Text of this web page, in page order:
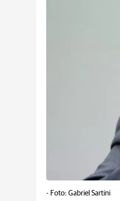
- Foto: Gabriel Sartini